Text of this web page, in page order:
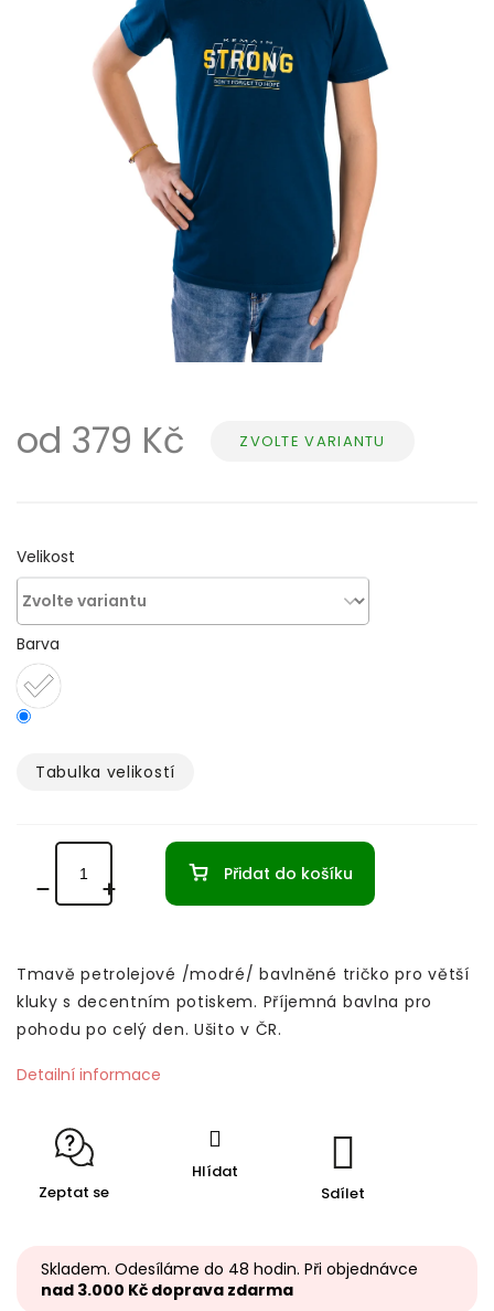
od 379 Kč Měrná
ZVOLTE VARIANTU
Velikost
Barva
Tabulka velikostí­
Přidat do košíku
Tmavě petrolejové /modré/ bavlněné tričko pro větší
kluky s decentním potiskem. Příjemná bavlna pro
pohodu po celý den. Ušito v ČR.
Detailní informace
Zeptat se
Hlídat
Sdílet
Skladem. Odesíláme do 48 hodin. Při objednávce
nad 3.000 Kč doprava zdarma